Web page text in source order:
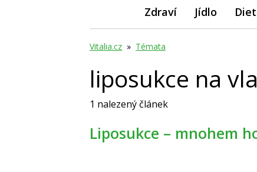
Zdraví Jídlo
Vitalia.cz » Témata
liposukce na
1 nalezený článek
Liposukce – mnohem